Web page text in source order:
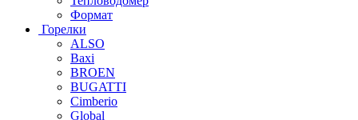
Формат
Горелки
ALSO
Baxi
BROEN
BUGATTI
Cimberio
Global